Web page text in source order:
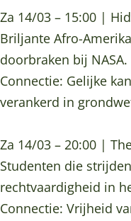
Za 14/03 – 15:00 |
Briljante Afro-
doorbraken bij NASA.
Connectie: Gelijke
verankerd in
Za 14/03 – 20:00 |
Studenten die
rechtvaardigheid in
Connectie: Vrijheid